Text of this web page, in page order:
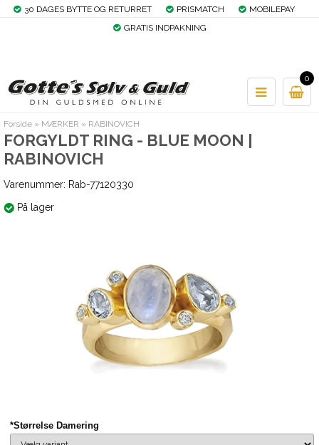
30 DAGES BYTTE OG RETURRET PRISMATCH
MOBILEPAY
GRATIS INDPAKNING
0
Forside » MÆRKER » RABINOVICH
FORGYLDT RING - BLUE MOON |
RABINOVICH
Varenummer: Rab-77120330
På lager
*Størrelse Damering